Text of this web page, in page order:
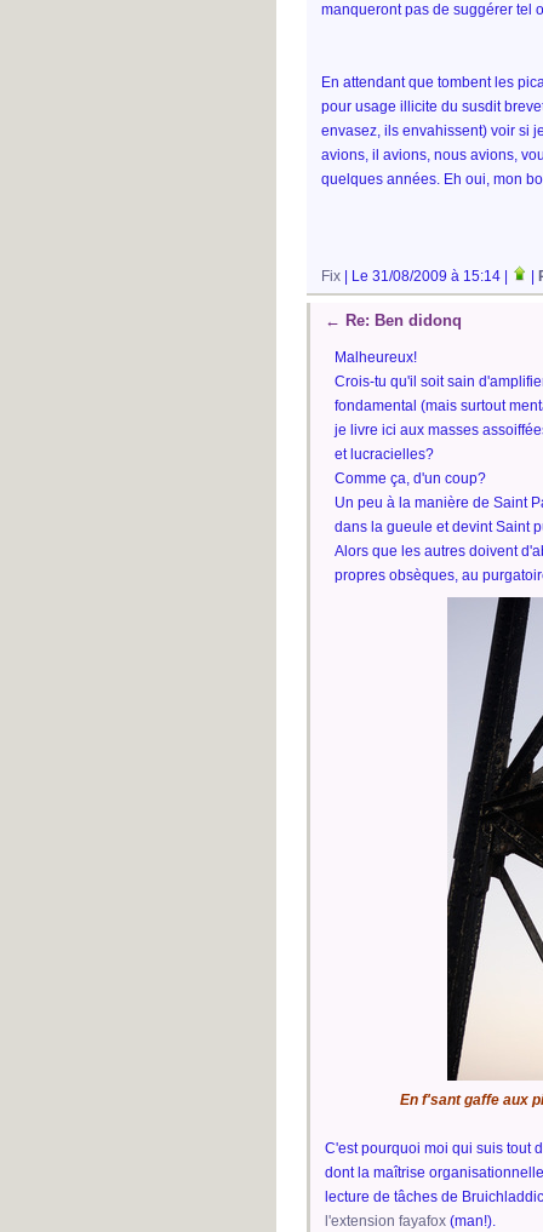
manqueront pas de suggérer tel
En attendant que tombent les
pour usage illicite du susdit
envasez, ils envahissent) voir si
avions, il avions, nous avions,
quelques années. Eh oui, mon
Fix | Le 31/08/2009 à 15:14 |
← Re: Ben didonq
Malheureux!
Crois-tu qu'il soit sain
fondamental (mais surtout
je livre ici aux masses
et lucracielles?
Comme ça, d'un coup?
Un peu à la manière de Saint
dans la gueule et devint Saint
Alors que les autres doivent
propres obsèques, au
En f'sant gaffe aux
C'est pourquoi moi qui suis tout
dont la maîtrise
lecture de tâches de
l'extension fayafox (man!).